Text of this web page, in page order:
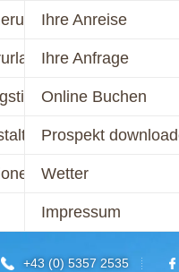
27
Ihre Anreise
Ihre Anfrage
Online Buchen
Prospekt
Wetter
Impressum
+43 (0) 5357 2535